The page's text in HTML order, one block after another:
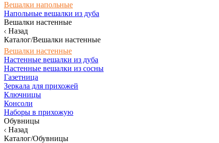
Вешалки напольные
Напольные вешалки из дуба
Вешалки настенные
Назад
Каталог/Вешалки настенные
Вешалки настенные
Настенные вешалки из дуба
Настенные вешалки из сосны
Газетница
Зеркала для прихожей
Ключницы
Консоли
Наборы в прихожую
Обувницы
Назад
Каталог/Обувницы